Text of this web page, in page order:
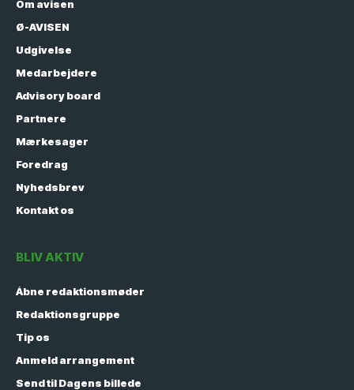
Om avisen
Ø-AVISEN
Udgivelse
Medarbejdere
Advisory board
Partnere
Mærkesager
Foredrag
Nyhedsbrev
Kontakt os
BLIV AKTIV
Åbne redaktionsmøder
Redaktionsgruppe
Tip os
Anmeld arrangement
Send til Dagens billede